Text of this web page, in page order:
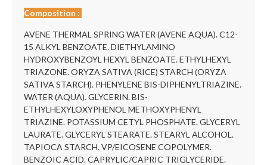
Composition :
AVENE THERMAL SPRING WATER (AVENE AQUA). C12-
15 ALKYL BENZOATE. DIETHYLAMINO
HYDROXYBENZOYL HEXYL BENZOATE. ETHYLHEXYL
TRIAZONE. ORYZA SATIVA (RICE) STARCH (ORYZA
SATIVA STARCH). PHENYLENE BIS-DIPHENYLTRIAZINE.
WATER (AQUA). GLYCERIN. BIS-
ETHYLHEXYLOXYPHENOL METHOXYPHENYL
TRIAZINE. POTASSIUM CETYL PHOSPHATE. GLYCERYL
LAURATE. GLYCERYL STEARATE. STEARYL ALCOHOL.
TAPIOCA STARCH. VP/EICOSENE COPOLYMER.
BENZOIC ACID. CAPRYLIC/CAPRIC TRIGLYCERIDE.